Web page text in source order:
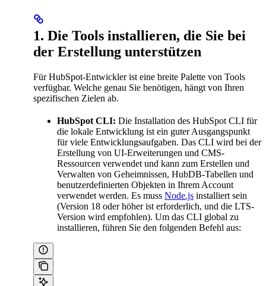
1. Die Tools installieren, die Sie bei
der Erstellung unterstützen
Für HubSpot-Entwickler ist eine breite Palette von Tools
verfügbar. Welche genau Sie benötigen, hängt von Ihren
spezifischen Zielen ab.
HubSpot CLI: Die Installation des HubSpot CLI für
die lokale Entwicklung ist ein guter Ausgangspunkt
für viele Entwicklungsaufgaben. Das CLI wird bei der
Erstellung von UI-Erweiterungen und CMS-
Ressourcen verwendet und kann zum Erstellen und
Verwalten von Geheimnissen, HubDB-Tabellen und
benutzerdefinierten Objekten in Ihrem Account
verwendet werden. Es muss Node.js installiert sein
(Version 18 oder höher ist erforderlich, und die LTS-
Version wird empfohlen). Um das CLI global zu
installieren, führen Sie den folgenden Befehl aus: